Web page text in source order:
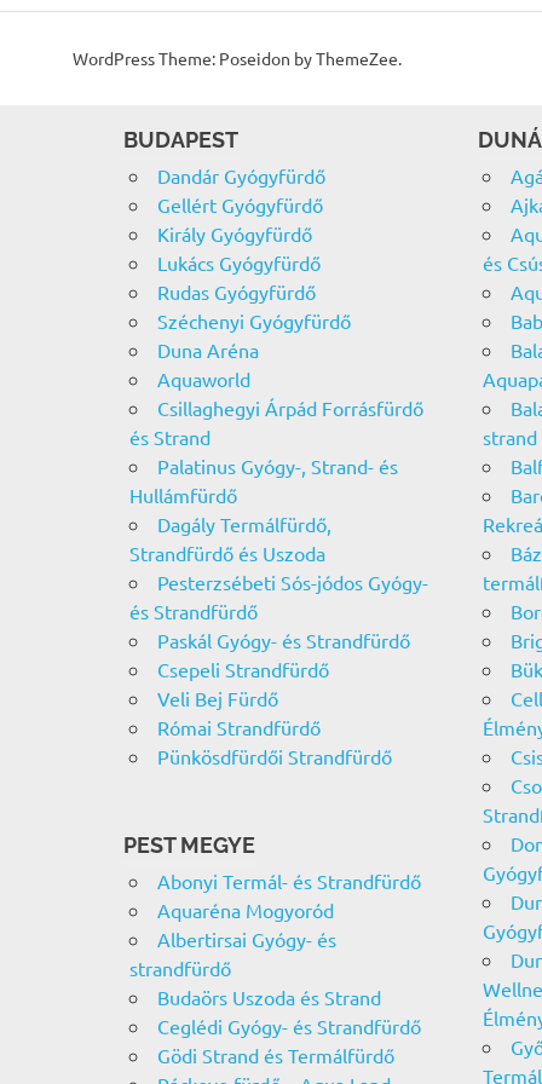
WordPress Theme: Poseidon by ThemeZee.
BUDAPEST
Dandár Gyógyfürdő
Gellért Gyógyfürdő
Király Gyógyfürdő
Lukács Gyógyfürdő
Rudas Gyógyfürdő
Széchenyi Gyógyfürdő
Duna Aréna
Aquaworld
Csillaghegyi Árpád Forrásfürdő
és Strand
Palatinus Gyógy-, Strand- és
Hullámfürdő
Dagály Termálfürdő,
Strandfürdő és Uszoda
Pesterzsébeti Sós-jódos Gyógy-
és Strandfürdő
Paskál Gyógy- és Strandfürdő
Csepeli Strandfürdő
Veli Bej Fürdő
Római Strandfürdő
Pünkösdfürdői Strandfürdő
PEST MEGYE
Abonyi Termál- és Strandfürdő
Aquaréna Mogyoród
Albertirsai Gyógy- és
strandfürdő
Budaörs Uszoda és Strand
Ceglédi Gyógy- és Strandfürdő
Gödi Strand és Termálfürdő
és
strand